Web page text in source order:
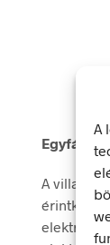
A
Egyfázisú
A
érintkezés